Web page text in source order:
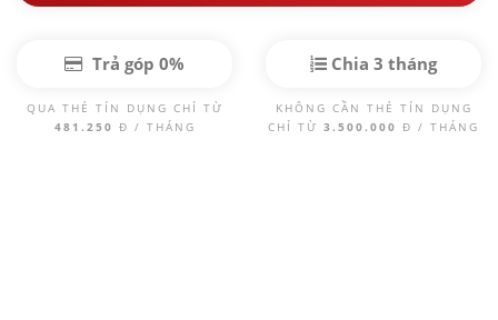
Trả góp 0%
QUA THẺ TÍN DỤNG CHỈ TỪ
481.250 Đ / THÁNG
Chia 3 tháng
KHÔNG CẦN THẺ TÍN DỤNG
CHỈ TỪ 3.500.000 Đ / THÁNG